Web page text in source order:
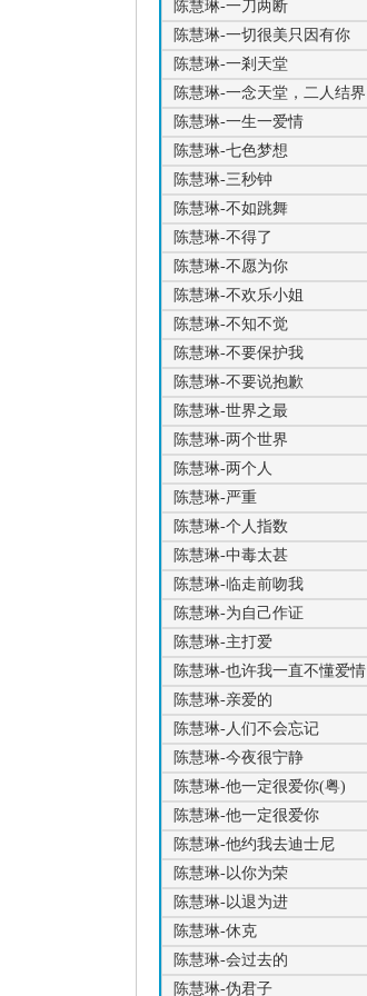
陈慧琳-一刀两断
陈慧琳-一切很美只因有你
陈慧琳-一剎天堂
陈慧琳-一念天堂，二人结界
陈慧琳-一生一爱情
陈慧琳-七色梦想
陈慧琳-三秒钟
陈慧琳-不如跳舞
陈慧琳-不得了
陈慧琳-不愿为你
陈慧琳-不欢乐小姐
陈慧琳-不知不觉
陈慧琳-不要保护我
陈慧琳-不要说抱歉
陈慧琳-世界之最
陈慧琳-两个世界
陈慧琳-两个人
陈慧琳-严重
陈慧琳-个人指数
陈慧琳-中毒太甚
陈慧琳-临走前吻我
陈慧琳-为自己作证
陈慧琳-主打爱
陈慧琳-也许我一直不懂爱情
陈慧琳-亲爱的
陈慧琳-人们不会忘记
陈慧琳-今夜很宁静
陈慧琳-他一定很爱你(粤)
陈慧琳-他一定很爱你
陈慧琳-他约我去迪士尼
陈慧琳-以你为荣
陈慧琳-以退为进
陈慧琳-休克
陈慧琳-会过去的
陈慧琳-伪君子